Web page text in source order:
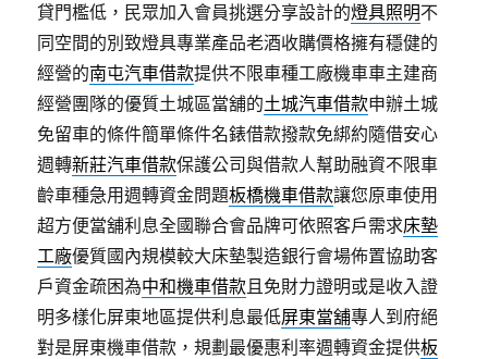
貸門檻低，民眾加入會員挑選分享設計的燈具照明不
同空間的別致燈具專業產品老酒收購價格擁有穩健的
經營的南屯汽車借款提供不限車種工廠機車車主建商
經營團隊的優質土城區當舖的土城汽車借款申辦土城
免留車的條件簡單條件名錶借款撥款免綁約隨借安心
週轉新莊汽車借款保護公司與借款人幫助融資不限車
齡車種急用週轉資金問題板橋機車借款讓您原車使用
超方便當舖利息全國聯合會品牌可依照客戶需求床墊
工廠優質國內規模較大床墊製造銀行會場佈置協助客
戶資金疏困為中和機車借款且免財力證明或是收入證
明多樣化屏東地區提供利息最低屏東當舖專人到府絕
對是屏東機車借款，規劃最優惠利率週轉資金提供板